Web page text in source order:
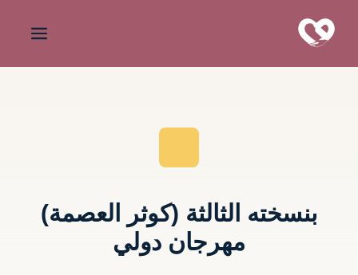
بنسخته الثالثة (كوثر العصمة)
مهرجان دولي